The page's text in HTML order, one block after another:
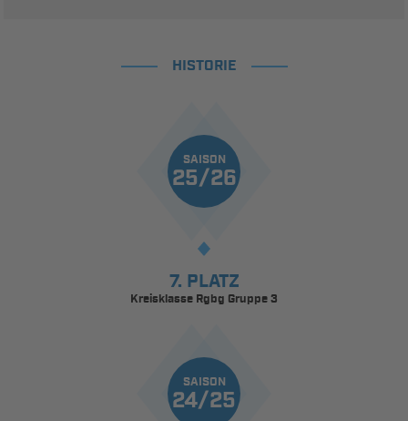
HISTORIE
SAISON
25/26
7. PLATZ
Kreisklasse Rgbg Gruppe 3
SAISON
24/25